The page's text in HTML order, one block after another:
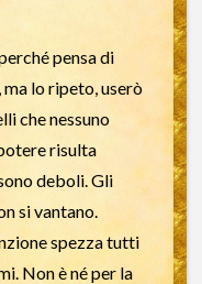
pensa di
lo ripeto, userò
che nessuno
risulta
deboli. Gli
si vantano.
spezza tutti
Non è né per la